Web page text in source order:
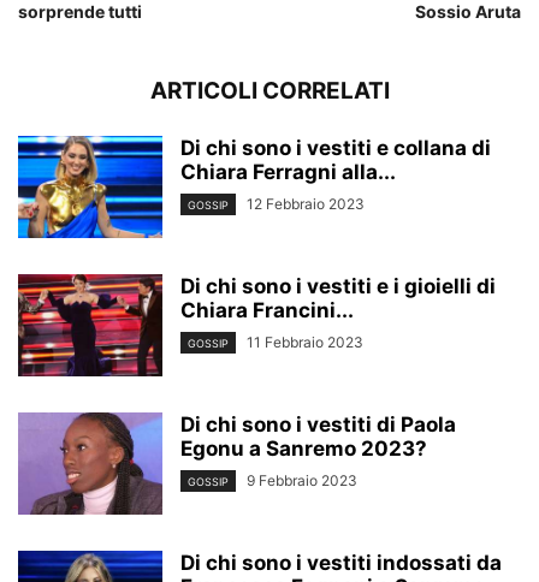
sorprende tutti
Sossio Aruta
ARTICOLI CORRELATI
Di chi sono i vestiti e collana di
Chiara Ferragni alla...
GOSSIP 12 Febbraio 2023
Di chi sono i vestiti e i gioielli di
Chiara Francini...
GOSSIP 11 Febbraio 2023
Di chi sono i vestiti di Paola
Egonu a Sanremo 2023?
GOSSIP 9 Febbraio 2023
Di chi sono i vestiti indossati da